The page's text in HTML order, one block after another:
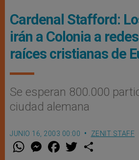
Cardenal Stafford:
irán a Colonia a
raíces cristianas de
Se esperan 800.000
ciudad alemana
JUNIO 16, 2003 00:00 ZENIT STAFF
W M
e
F
a w